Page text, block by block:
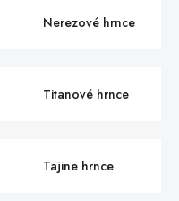
Nerezové hrnce
Titanové hrnce
Tajine hrnce